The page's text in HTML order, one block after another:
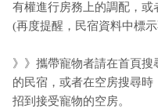
有權進行房務上的調配，或
(再度提醒，民宿資料中標
》》攜帶寵物者請在首頁
的民宿，或者在空房搜尋
招到接受寵物的空房。